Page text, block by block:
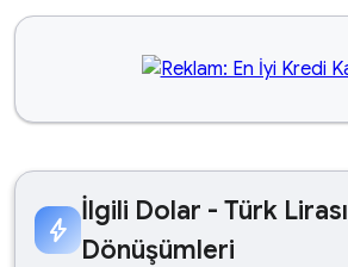
bolt
İlgili Dolar - Türk Lirası
Dönüşümleri